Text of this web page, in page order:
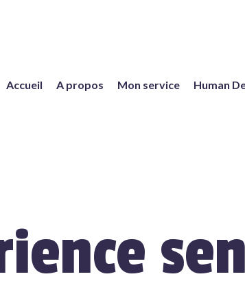
Accueil A propos Mon service Human